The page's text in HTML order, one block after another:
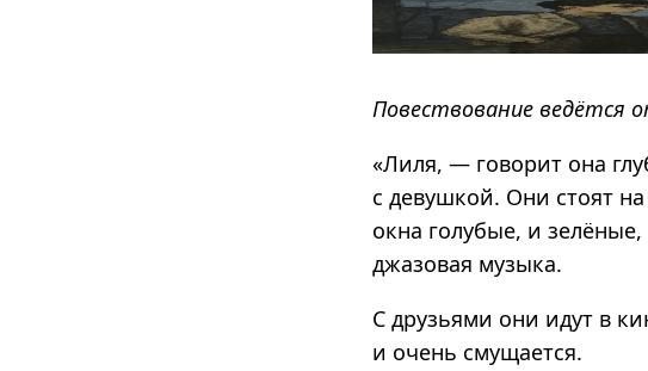
Повествование ведётся
«Лиля, — говорит она
с девушкой. Они стоят
окна голубые, и
джазовая музыка.
С друзьями они идут в
и очень смущается.